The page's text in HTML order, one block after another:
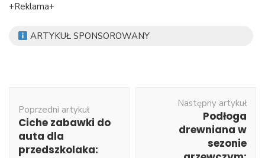
+Reklama+
ARTYKUŁ SPONSOROWANY
wpisu
Poprzedni artykuł
Ciche zabawki do
auta dla
przedszkolaka:
Następny artykuł
Podłoga
drewniana w
sezonie